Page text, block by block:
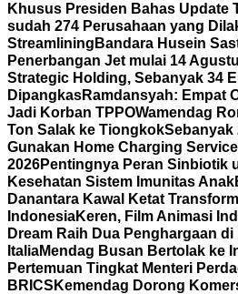
Khusus Presiden Bahas Update
sudah 274 Perusahaan yang
Streamlining Bandara Husein
Penerbangan Jet mulai 14
Strategic Holding, Sebanyak 34
DipangkasRamdansyah: Empat
Jadi Korban TPPOWamendag
Ton Salak ke TiongkokSebanyak
Gunakan Home Charging
2026Pentingnya Peran Sinbiotik
Kesehatan Sistem Imunitas Anak
Danantara Kawal Ketat
IndonesiaKeren, Film Animasi
Dream Raih Dua Penghargaan
ItaliaMendag Busan Bertolak ke
Pertemuan Tingkat Menteri
BRICS Kemendag Dorong